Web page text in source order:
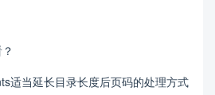
适当延长目录长度后页码的处理方式